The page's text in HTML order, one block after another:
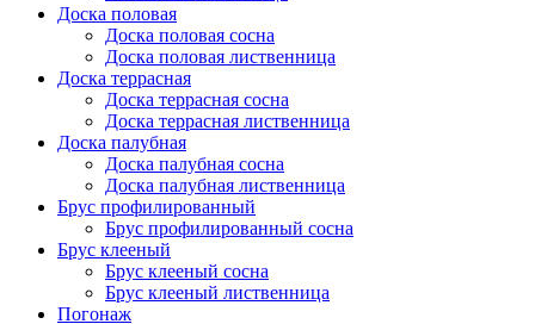
Доска половая
Доска половая сосна
Доска половая лиственница
Доска террасная
Доска террасная сосна
Доска террасная лиственница
Доска палубная
Доска палубная сосна
Доска палубная лиственница
Брус профилированный
Брус профилированный сосна
Брус клееный
Брус клееный сосна
Брус клееный лиственница
Погонаж